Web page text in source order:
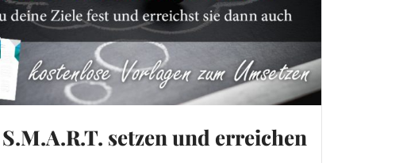
setzen und erreichen